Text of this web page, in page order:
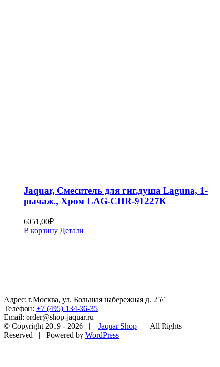
Jaquar, Смеситель для гиг.душа Laguna, 1-
рычаж., Хром LAG-CHR-91227K
6051,00₽
В корзину Детали
Адрес: г.Москва, ул. Большая набережная д. 25\1
Телефон: +7 (495) 134-36-35
Email: order@shop-jaquar.ru
© Copyright 2019 - 2026 | Jaquar Shop | All Rights
Reserved | Powered by WordPress